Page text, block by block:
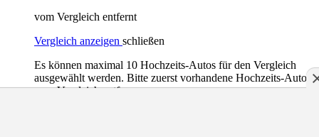
vom Vergleich entfernt
Vergleich anzeigen schließen
Es können maximal 10 Hochzeits-Autos für den Vergleich
ausgewählt werden. Bitte zuerst vorhandene Hochzeits-Autos
vom Vergleich entfernen.